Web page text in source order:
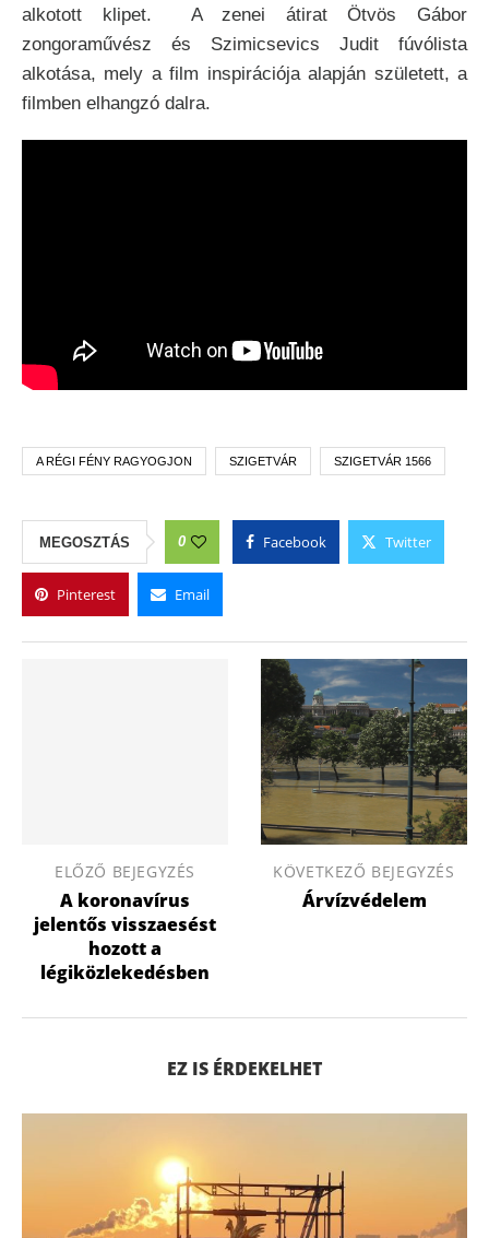
alkotott klipet. A zenei átirat Ötvös Gábor
zongoraművész és Szimicsevics Judit fúvólista
alkotása, mely a film inspirációja alapján született, a
filmben elhangzó dalra.
A RÉGI FÉNY RAGYOGJON SZIGETVÁR SZIGETVÁR 1566
MEGOSZTÁS 0 Facebook Twitter
Pinterest Email
ELŐZŐ BEJEGYZÉS
A koronavírus
jelentős visszaesést
hozott a
légiközlekedésben
KÖVETKEZŐ BEJEGYZÉS
Árvízvédelem
EZ IS ÉRDEKELHET